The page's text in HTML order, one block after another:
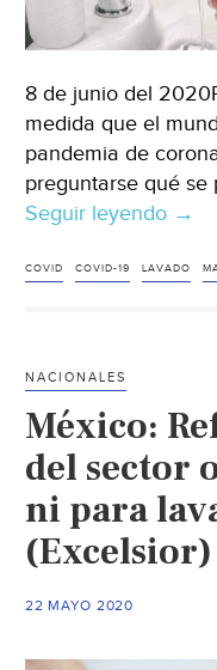
8 de junio del
medida que el
pandemia de
preguntarse qué
Seguir leyendo →
COVID COVID-19 LAVADO
NACIONALES
México:
del sector
ni para
(Excelsior)
22 MAYO 2020